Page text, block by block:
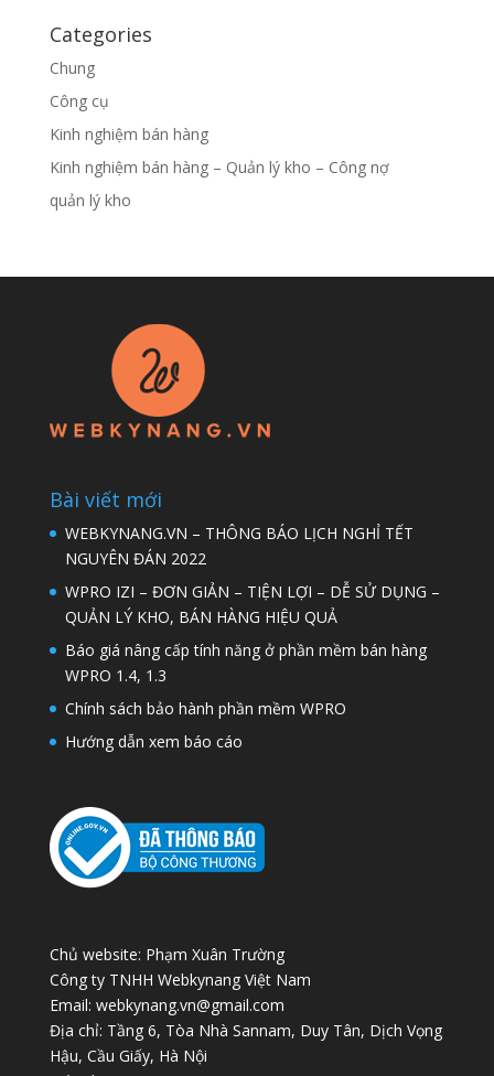
Categories
Chung
Công cụ
Kinh nghiệm bán hàng
Kinh nghiệm bán hàng – Quản lý kho – Công nợ
quản lý kho
Bài viết mới
WEBKYNANG.VN – THÔNG BÁO LỊCH NGHỈ TẾT
NGUYÊN ĐÁN 2022
WPRO IZI – ĐƠN GIẢN – TIỆN LỢI – DỄ SỬ DỤNG –
QUẢN LÝ KHO, BÁN HÀNG HIỆU QUẢ
Báo giá nâng cấp tính năng ở phần mềm bán hàng
WPRO 1.4, 1.3
Chính sách bảo hành phần mềm WPRO
Hướng dẫn xem báo cáo
Chủ website: Phạm Xuân Trường
Công ty TNHH Webkynang Việt Nam
Email: webkynang.vn@gmail.com
Địa chỉ: Tầng 6, Tòa Nhà Sannam, Duy Tân, Dịch Vọng
Hậu, Cầu Giấy, Hà Nội